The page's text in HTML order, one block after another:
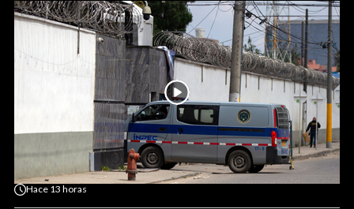
Hace 13 horas